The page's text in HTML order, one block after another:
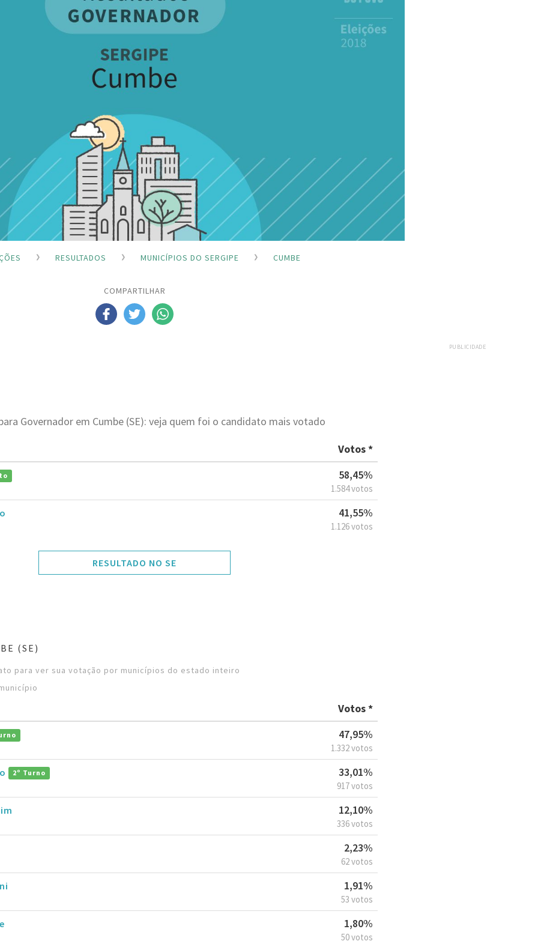
RESULTADOS MUNICÍPIOS DO SERGIPE CUMBE
COMPARTILHAR
PUBLICIDADE
Governador em Cumbe (SE): veja quem foi o candidato mais votado
Votos *
58,45%
1.584 votos
41,55%
1.126 votos
RESULTADO NO SE
(SE)
para ver sua votação por municípios do estado inteiro
Votos *
47,95%
1.332 votos
2º Turno 33,01%
917 votos
12,10%
336 votos
2,23%
62 votos
1,91%
53 votos
1,80%
50 votos